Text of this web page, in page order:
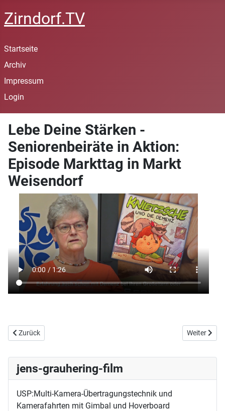
Zirndorf.TV
Startseite
Archiv
Impressum
Login
Lebe Deine Stärken -
Seniorenbeiräte in Aktion:
Episode Markttag in Markt
Weisendorf
Vorheriger Beitrag: Lebe Deine Stärken - Seniorenbeiräte in Aktion:
Zurück Nächster
Weiter
jens-grauhering-film
USP:Multi-Kamera-Übertragungstechnik und
Kamerafahrten mit Gimbal und Hoverboard